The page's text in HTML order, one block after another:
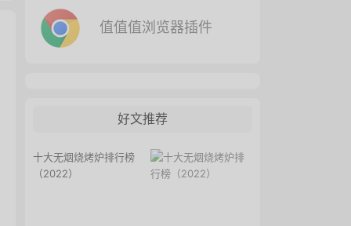
值值值浏览器插件
好文推荐
十大无烟烧烤炉排行榜
（2022）